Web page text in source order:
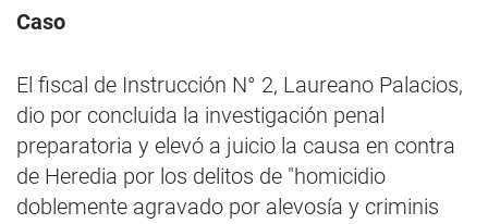
Caso
El fiscal de Instrucción N° 2, Laureano Palacios,
dio por concluida la investigación penal
preparatoria y elevó a juicio la causa en contra
de Heredia por los delitos de "homicidio
doblemente agravado por alevosía y criminis